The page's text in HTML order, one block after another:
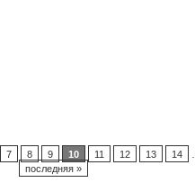
7 8 9 10 11 12 13 14
последняя »